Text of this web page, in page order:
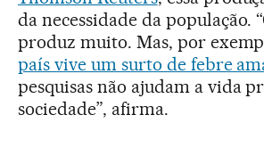
da necessidade da população.
produz muito. Mas, por
país vive um surto de febre
pesquisas não ajudam a vida
sociedade”, afirma.